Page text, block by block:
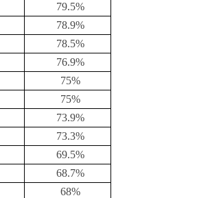
79.5%
78.9%
78.5%
76.9%
75%
75%
73.9%
73.3%
69.5%
68.7%
68%